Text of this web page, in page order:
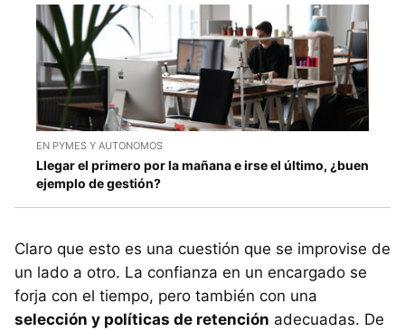
EN PYMES Y AUTONOMOS
Llegar el primero por la mañana e irse el último, ¿buen
ejemplo de gestión?
Claro que esto es una cuestión que se improvise de
un lado a otro. La confianza en un encargado se
forja con el tiempo, pero también con una
selección y políticas de retención adecuadas. De